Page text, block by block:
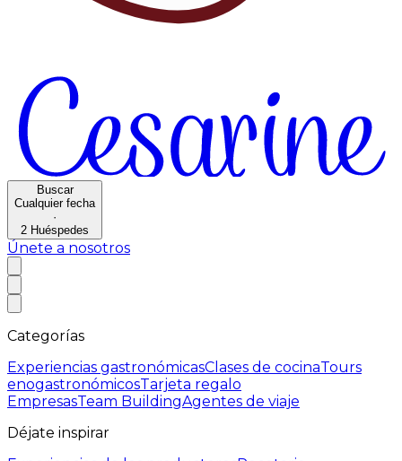
Buscar
Cualquier fecha
·
2 Huéspedes
Únete a nosotros
Categorías
Experiencias gastronómicasClases de cocinaTours
enogastronómicosTarjeta regalo
EmpresasTeam BuildingAgentes de viaje
Déjate inspirar